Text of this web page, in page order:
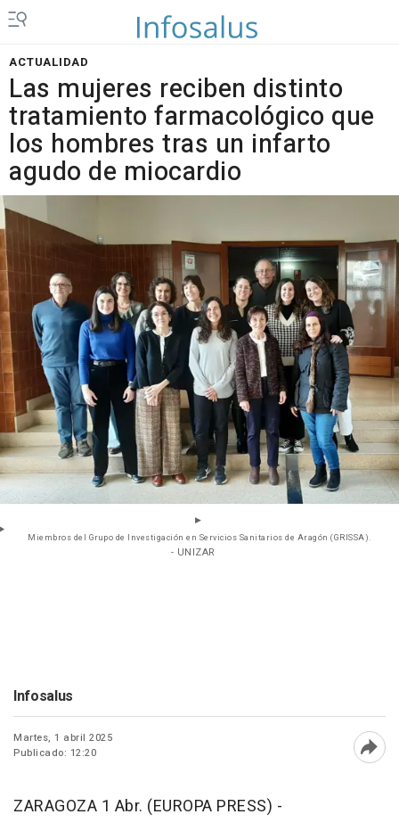
ACTUALIDAD
Las mujeres reciben distinto
tratamiento farmacológico que
los hombres tras un infarto
agudo de miocardio
Miembros del Grupo de Investigación en Servicios Sanitarios de Aragón (GRISSA).
- UNIZAR
Infosalus
Martes, 1 abril 2025
Publicado: 12:20
ZARAGOZA 1 Abr. (EUROPA PRESS) -